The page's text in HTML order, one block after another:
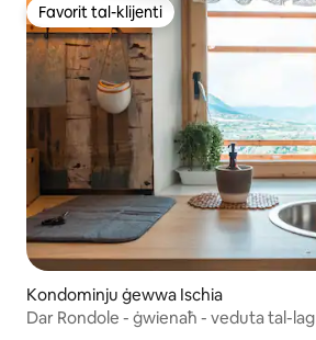
Favorit tal-klijenti
Favorit tal-klijenti
Kondominju ġewwa Ischia
Dar Rondole - ġwienaħ - veduta tal-lag